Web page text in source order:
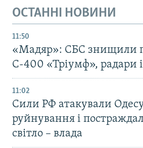
ОСТАННІ НОВИНИ
11:50
«Мадяр»: СБС знищили
С-400 «Тріумф», радари
11:02
Сили РФ атакували
руйнування і
світло – влада